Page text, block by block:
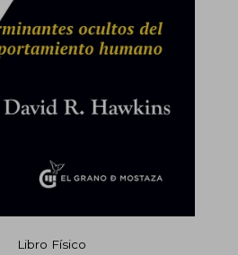
Libro Físico